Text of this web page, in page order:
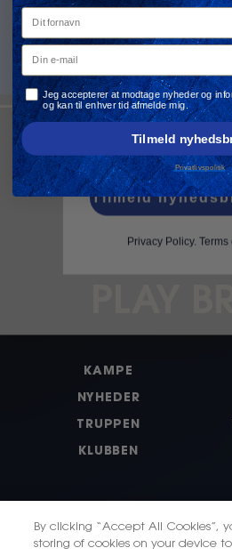
Navn
Tilmeld
Privacy Policy. Terms
KAMPE
NYHEDER
TRUPPEN
KLUBBEN
By clicking “Accept All Cookies”,
storing of cookies on your device
Dit fornavn
Din e-mail
Privatlivspolitik
Jeg accepterer at modtage nyheder og
og kan til enhver tid afmelde mig.
Tilmeld
Privatlivspolitik